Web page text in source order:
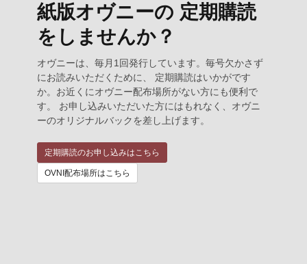
紙版オヴニーの 定期購読
をしませんか？
オヴニーは、毎月1回発行しています。毎号欠かさず
にお読みいただくために、 定期購読はいかがです
か。お近くにオヴニー配布場所がない方にも便利で
す。 お申し込みいただいた方にはもれなく、オヴニ
ーのオリジナルバックを差し上げます。
定期購読のお申し込みはこちら
OVNI配布場所はこちら